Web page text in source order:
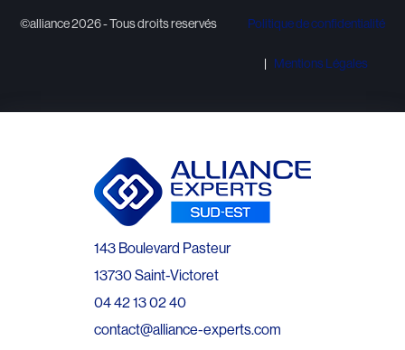
©alliance 2026 - Tous droits reservés Politique de confidentialité
Mentions Légales
143 Boulevard Pasteur
13730 Saint-Victoret
04 42 13 02 40
contact@alliance-experts.com